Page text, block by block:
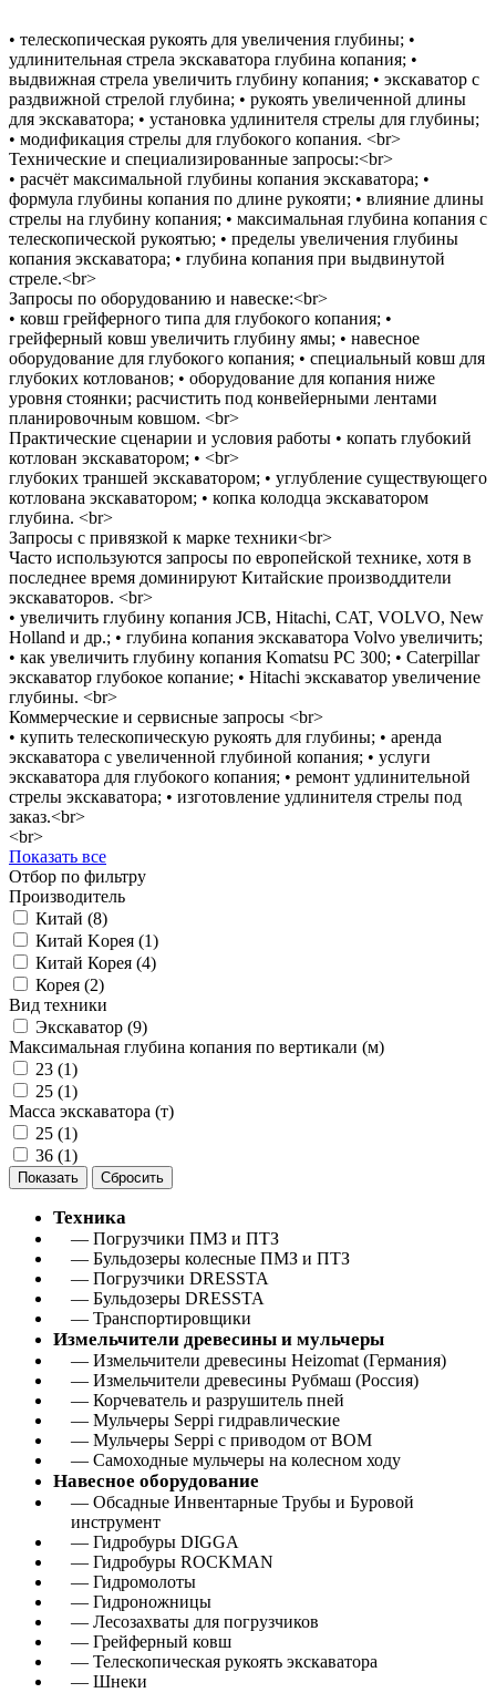
• телескопическая рукоять для увеличения глубины; •
удлинительная стрела экскаватора глубина копания; •
выдвижная стрела увеличить глубину копания; • экскаватор с
раздвижной стрелой глубина; • рукоять увеличенной длины
для экскаватора; • установка удлинителя стрелы для глубины;
• модификация стрелы для глубокого копания. <br>
Технические и специализированные запросы:<br>
• расчёт максимальной глубины копания экскаватора; •
формула глубины копания по длине рукояти; • влияние длины
стрелы на глубину копания; • максимальная глубина копания с
телескопической рукоятью; • пределы увеличения глубины
копания экскаватора; • глубина копания при выдвинутой
стреле.<br>
Запросы по оборудованию и навеске:<br>
• ковш грейферного типа для глубокого копания; •
грейферный ковш увеличить глубину ямы; • навесное
оборудование для глубокого копания; • специальный ковш для
глубоких котлованов; • оборудование для копания ниже
уровня стоянки; расчистить под конвейерными лентами
планировочным ковшом. <br>
Практические сценарии и условия работы • копать глубокий
котлован экскаватором; • <br>
глубоких траншей экскаватором; • углубление существующего
котлована экскаватором; • копка колодца экскаватором
глубина. <br>
Запросы с привязкой к марке техники<br>
Часто используются запросы по европейской технике, хотя в
последнее время доминируют Китайские производдители
экскаваторов. <br>
• увеличить глубину копания JCB, Hitachi, CAT, VOLVO, New
Holland и др.; • глубина копания экскаватора Volvo увеличить;
• как увеличить глубину копания Komatsu PC 300; • Caterpillar
экскаватор глубокое копание; • Hitachi экскаватор увеличение
глубины. <br>
Коммерческие и сервисные запросы <br>
• купить телескопическую рукоять для глубины; • аренда
экскаватора с увеличенной глубиной копания; • услуги
экскаватора для глубокого копания; • ремонт удлинительной
стрелы экскаватора; • изготовление удлинителя стрелы под
заказ.<br>
<br>
Показать все
Отбор по фильтру
Производитель
Китай (8)
Китай Kорея (1)
Китай Корея (4)
Корея (2)
Вид техники
Экскаватор (9)
Максимальная глубина копания по вертикали (м)
23 (1)
25 (1)
Масса экскаватора (т)
25 (1)
36 (1)
Техника
— Погрузчики ПМЗ и ПТЗ
— Бульдозеры колесные ПМЗ и ПТЗ
— Погрузчики DRESSTA
— Бульдозеры DRESSTA
— Транспортировщики
Измельчители древесины и мульчеры
— Измельчители древесины Heizomat (Германия)
— Измельчители древесины Рубмаш (Россия)
— Корчеватель и разрушитель пней
— Мульчеры Seppi гидравлические
— Мульчеры Seppi с приводом от ВОМ
— Самоходные мульчеры на колесном ходу
Навесное оборудование
— Обсадные Инвентарные Трубы и Буровой
инструмент
— Гидробуры DIGGA
— Гидробуры ROCKMAN
— Гидромолоты
— Гидроножницы
— Лесозахваты для погрузчиков
— Грейферный ковш
— Телескопическая рукоять экскаватора
— Шнеки